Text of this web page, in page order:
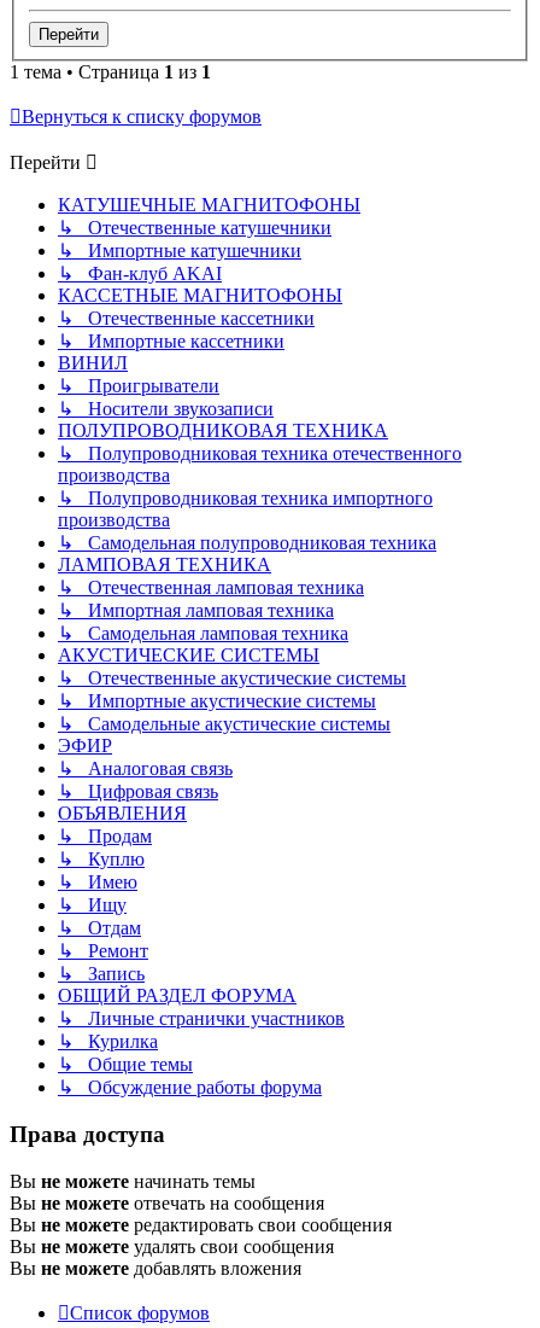
1 тема • Страница 1 из 1
Вернуться к списку форумов
Перейти
КАТУШЕЧНЫЕ МАГНИТОФОНЫ
↳ Отечественные катушечники
↳ Импортные катушечники
↳ Фан-клуб AKAI
КАССЕТНЫЕ МАГНИТОФОНЫ
↳ Отечественные кассетники
↳ Импортные кассетники
ВИНИЛ
↳ Проигрыватели
↳ Носители звукозаписи
ПОЛУПРОВОДНИКОВАЯ ТЕХНИКА
↳ Полупроводниковая техника отечественного
производства
↳ Полупроводниковая техника импортного
производства
↳ Самодельная полупроводниковая техника
ЛАМПОВАЯ ТЕХНИКА
↳ Отечественная ламповая техника
↳ Импортная ламповая техника
↳ Самодельная ламповая техника
АКУСТИЧЕСКИЕ СИСТЕМЫ
↳ Отечественные акустические системы
↳ Импортные акустические системы
↳ Самодельные акустические системы
ЭФИР
↳ Аналоговая связь
↳ Цифровая связь
ОБЪЯВЛЕНИЯ
↳ Продам
↳ Куплю
↳ Имею
↳ Ищу
↳ Отдам
↳ Ремонт
↳ Запись
ОБЩИЙ РАЗДЕЛ ФОРУМА
↳ Личные странички участников
↳ Курилка
↳ Общие темы
↳ Обсуждение работы форума
Права доступа
Вы не можете начинать темы
Вы не можете отвечать на сообщения
Вы не можете редактировать свои сообщения
Вы не можете удалять свои сообщения
Вы не можете добавлять вложения
Список форумов